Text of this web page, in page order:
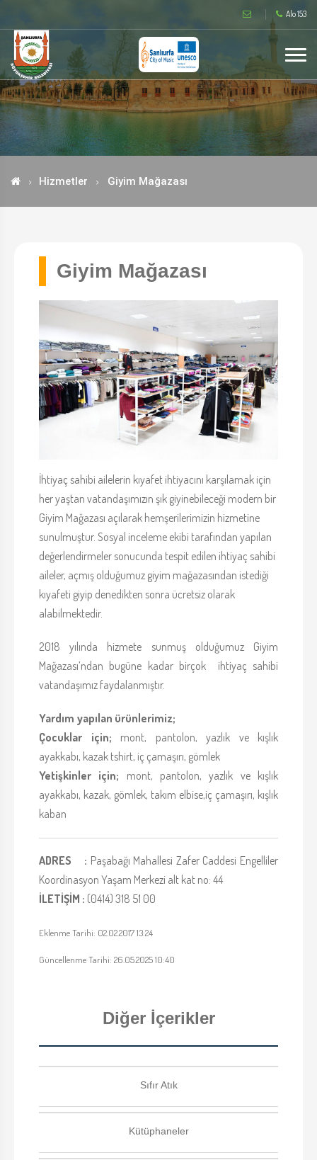
Alo 153
Hizmetler Giyim Mağazası
Giyim Mağazası
İhtiyaç sahibi ailelerin kıyafet ihtiyacını karşılamak için
her yaştan vatandaşımızın şık giyinebileceği modern bir
Giyim Mağazası açılarak hemşerilerimizin hizmetine
sunulmuştur. Sosyal inceleme ekibi tarafından yapılan
değerlendirmeler sonucunda tespit edilen ihtiyaç sahibi
aileler, açmış olduğumuz giyim mağazasından istediği
kıyafeti giyip denedikten sonra ücretsiz olarak
alabilmektedir.
2018 yılında hizmete sunmuş olduğumuz Giyim
Mağazası’ndan bugüne kadar birçok ihtiyaç sahibi
vatandaşımız faydalanmıştır.
Yardım yapılan ürünlerimiz;
Çocuklar için; mont, pantolon, yazlık ve kışlık
ayakkabı, kazak tshirt, iç çamaşırı, gömlek
Yetişkinler için; mont, pantolon, yazlık ve kışlık
ayakkabı, kazak, gömlek, takım elbise,iç çamaşırı, kışlık
kaban
ADRES : Paşabağı Mahallesi Zafer Caddesi Engelliler
Koordinasyon Yaşam Merkezi alt kat no: 44
İLETİŞİM : (0414) 318 51 00
Eklenme Tarihi: 02.02.2017 13:24
Güncellenme Tarihi: 26.05.2025 10:40
Diğer İçerikler
Sıfır Atık
Kütüphaneler